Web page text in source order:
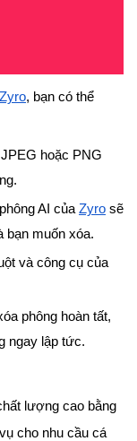
Zyro, bạn có thể
hoặc PNG
AI của Zyro sẽ
bạn muốn xóa.
và công cụ của
phông hoàn tất,
ngay lập tức.
lượng cao bằng
cho nhu cầu cá